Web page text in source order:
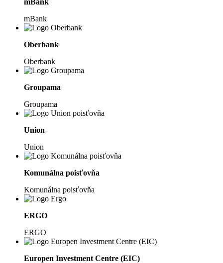
mBank
Oberbank
Oberbank
Groupama
Groupama
Union
Union
Komunálna poisťovňa
Komunálna poisťovňa
ERGO
ERGO
Europen Investment Centre (EIC)